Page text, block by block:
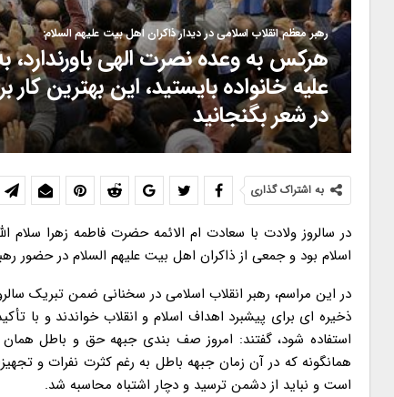
رهبر معظم انقلاب اسلامی در دیدار ذاکران اهل بیت علیهم السلام:
هرکس به وعده نصرت الهی باورندارد،
علیه خانواده بایستید، این بهترین
در شعر بگنجانید
به اشتراک گذاری
در سالروز ولادت با سعادت ام الائمه حضرت فاطمه زهرا
اسلام بود و جمعی از ذاکران اهل بیت علیهم السلام در حضور
در این مراسم، رهبر انقلاب اسلامی در سخنانی ضمن تبریک
ذخیره ای برای پیشبرد اهداف اسلام و انقلاب خواندند و با
استفاده شود، گفتند: امروز صف بندی جبهه حق و باطل
همانگونه که در آن زمان جبهه باطل به رغم کثرت نفرات و
است و نباید از دشمن ترسید و دچار اشتباه محاسبه شد.